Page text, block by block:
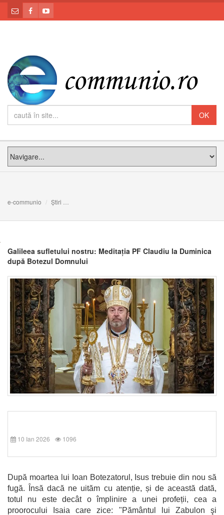
e-communio Știri
Galileea sufletului nostru: Meditația PF Claudiu la Duminica
după Botezul Domnului
10 Ian 2026 1096
După moartea lui Ioan Botezatorul, Isus trebuie din nou să
fugă. Însă dacă ne uităm cu atenție, și de această dată,
totul nu este decât o împlinire a unei profeții, cea a
proorocului Isaia care zice: "Pământul lui Zabulon şi